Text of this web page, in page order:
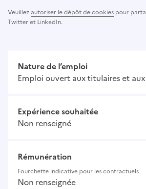
Veuillezautoriser le dépôt de cookies pour
Twitter et LinkedIn.
Nature de l’emploi
Emploi ouvert aux titulaires et
Expérience souhaitée
Non renseigné
Rémunération
Fourchette indicative pour les contractuels
Non renseignée